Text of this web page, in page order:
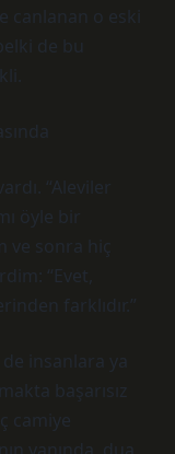
o eski
de bu
“Aleviler
öyle bir
ve sonra hiç
“Evet,
farklıdır.”
de insanlara ya
başarısız
camiye